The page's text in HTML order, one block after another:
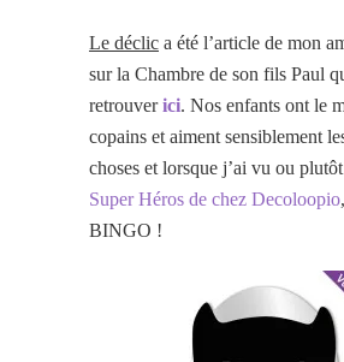
Le déclic a été l’article de mon
sur la Chambre de son fils Paul
retrouverici. Nos enfants ont le
copains et aiment sensiblement
choses et lorsque j’ai vu ou
Super Héros de chez Decoloopio
BINGO !